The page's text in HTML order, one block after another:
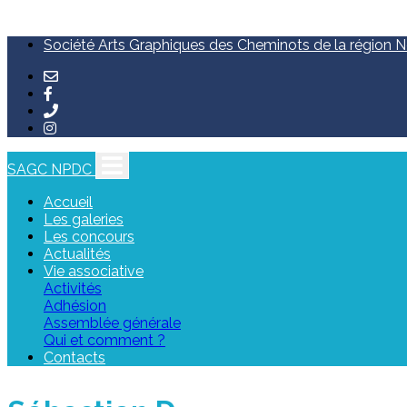
Société Arts Graphiques des Cheminots de la région
SAGC NPDC
Accueil
Les galeries
Les concours
Actualités
Vie associative
Activités
Adhésion
Assemblée générale
Qui et comment ?
Contacts